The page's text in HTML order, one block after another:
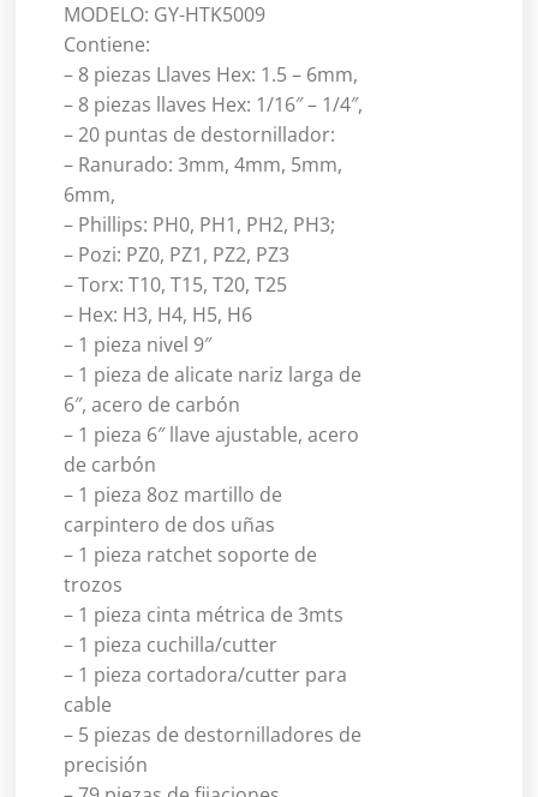
MODELO: GY-HTK5009
Contiene:
– 8 piezas Llaves Hex: 1.5 – 6mm,
– 8 piezas llaves Hex: 1/16″ – 1/4″,
– 20 puntas de destornillador:
– Ranurado: 3mm, 4mm, 5mm,
6mm,
– Phillips: PH0, PH1, PH2, PH3;
– Pozi: PZ0, PZ1, PZ2, PZ3
– Torx: T10, T15, T20, T25
– Hex: H3, H4, H5, H6
– 1 pieza nivel 9″
– 1 pieza de alicate nariz larga de
6″, acero de carbón
– 1 pieza 6″ llave ajustable, acero
de carbón
– 1 pieza 8oz martillo de
carpintero de dos uñas
– 1 pieza ratchet soporte de
trozos
– 1 pieza cinta métrica de 3mts
– 1 pieza cuchilla/cutter
– 1 pieza cortadora/cutter para
cable
– 5 piezas de destornilladores de
precisión